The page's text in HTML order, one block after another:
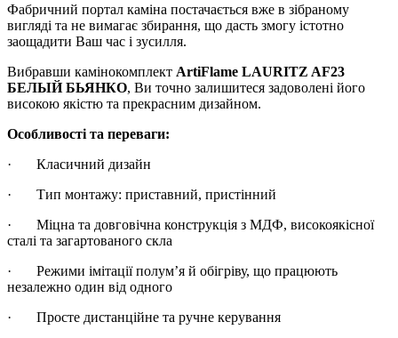
Фабричний портал каміна постачається вже в зібраному
вигляді та не вимагає збирання, що дасть змогу істотно
заощадити Ваш час і зусилля.
Вибравши камінокомплект ArtiFlame LAURITZ AF23
БЕЛЫЙ БЬЯНКО, Ви точно залишитеся задоволені його
високою якістю та прекрасним дизайном.
Особливості та переваги:
· Класичний дизайн
· Тип монтажу: приставний, пристінний
· Міцна та довговічна конструкція з МДФ, високоякісної
сталі та загартованого скла
· Режими імітації полум’я й обігріву, що працюють
незалежно один від одного
· Просте дистанційне та ручне керування